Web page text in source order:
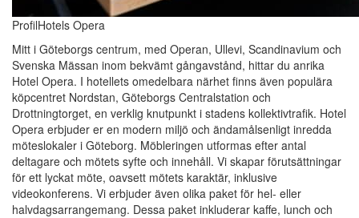
ProfilHotels Opera
Mitt i Göteborgs centrum, med Operan, Ullevi, Scandinavium och
Svenska Mässan inom bekvämt gångavstånd, hittar du anrika
Hotel Opera. I hotellets omedelbara närhet finns även populära
köpcentret Nordstan, Göteborgs Centralstation och
Drottningtorget, en verklig knutpunkt i stadens kollektivtrafik. Hotel
Opera erbjuder er en modern miljö och ändamålsenligt inredda
möteslokaler i Göteborg. Möbleringen utformas efter antal
deltagare och mötets syfte och innehåll. Vi skapar förutsättningar
för ett lyckat möte, oavsett mötets karaktär, inklusive
videokonferens. Vi erbjuder även olika paket för hel- eller
halvdagsarrangemang. Dessa paket inkluderar kaffe, lunch och